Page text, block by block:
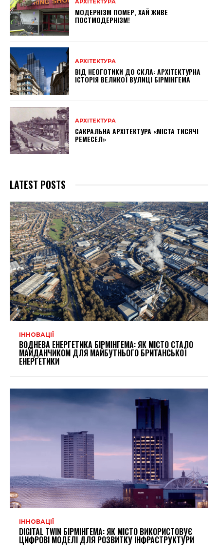
АРХІТЕКТУРА
МОДЕРНІЗМ ПОМЕР, ХАЙ ЖИВЕ
ПОСТМОДЕРНІЗМ!
АРХІТЕКТУРА
ВІД НЕОГОТИКИ ДО СКЛА: АРХІТЕКТУРНА
ІСТОРІЯ ВЕЛИКОЇ ВУЛИЦІ БІРМІНГЕМА
АРХІТЕКТУРА
САКРАЛЬНА АРХІТЕКТУРА «МІСТА ТИСЯЧІ
РЕМЕСЕЛ»
LATEST POSTS
ІННОВАЦІЇ
ВОДНЕВА ЕНЕРГЕТИКА БІРМІНГЕМА: ЯК МІСТО СТАЛО
МАЙДАНЧИКОМ ДЛЯ МАЙБУТНЬОГО БРИТАНСЬКОЇ
ЕНЕРГЕТИКИ
ІННОВАЦІЇ
DIGITAL TWIN БІРМІНГЕМА: ЯК МІСТО ВИКОРИСТОВУЄ
ЦИФРОВІ МОДЕЛІ ДЛЯ РОЗВИТКУ ІНФРАСТРУКТУРИ